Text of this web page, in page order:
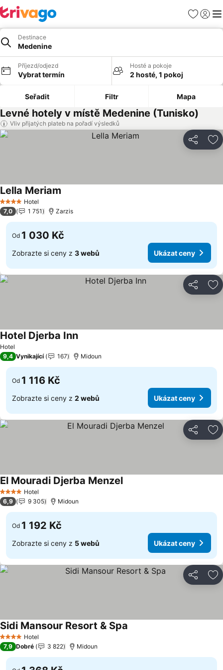
Oblíbené
Destinace
Medenine
Příjezd/odjezd
Vybrat termín
Hosté a pokoje
2 hosté, 1 pokoj
Seřadit Filtr Mapa
Levné hotely v místě Medenine (Tunisko)
Vliv přijatých plateb na pořadí výsledků
Sdílet
4 Počet hvězdiček
Hotel
Lella Meriam
7,0 1 751 Zarzis
Od 1 030 Kč
Zobrazte si ceny z 3 webů Ukázat ceny
Sdílet
Hotel
Hotel Djerba InnUkázat ceny
9,4 Vynikající 167 Midoun
Od 1 116 Kč
Zobrazte si ceny z 2 webů Ukázat ceny
Sdílet
4 Počet hvězdiček
Hotel
El Mouradi Djerba MenzelUkázat ceny
6,9 9 305 Midoun
Od 1 192 Kč
Zobrazte si ceny z 5 webů Ukázat ceny
Sdílet
4 Počet hvězdiček
Hotel
Sidi Mansour Resort & Spa
7,9 Dobré 3 822 Midoun